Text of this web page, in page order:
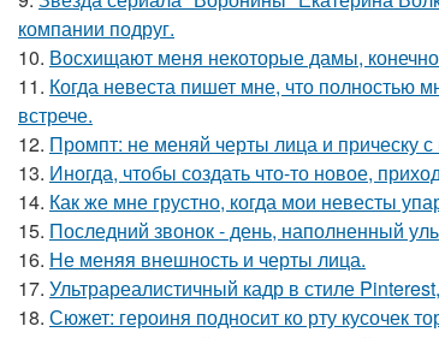
компании подруг.
10. Восхищают меня некоторые дамы,
11. Когда невеста пишет мне, что полностью
встрече.
12. Промпт: не меняй черты лица и прическу
13. Иногда, чтобы создать что-то новое,
14. Как же мне грустно, когда мои невесты
15. Последний звонок - день, наполненный
16. Не меняя внешность и черты лица.
17. Ультрареалистичный кадр в стиле
18. Сюжет: героиня подносит ко рту